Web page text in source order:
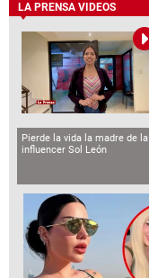
LA PRENSA VIDEOS
Pierde la vida la madre de la
influencer Sol León